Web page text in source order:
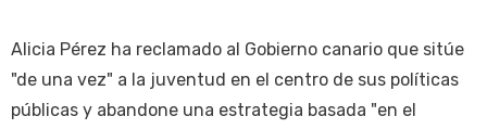
Alicia Pérez ha reclamado al Gobierno canario que sitúe
"de una vez" a la juventud en el centro de sus políticas
públicas y abandone una estrategia basada "en el